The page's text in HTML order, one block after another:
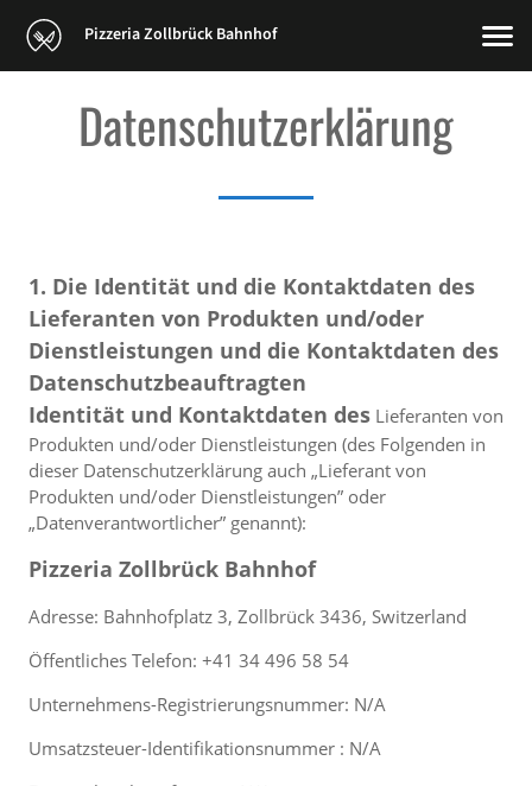
Pizzeria Zollbrück Bahnhof
Datenschutzerklärung
1. Die Identität und die Kontaktdaten des
Lieferanten von Produkten und/oder
Dienstleistungen und die Kontaktdaten des
Datenschutzbeauftragten
Identität und Kontaktdaten des Lieferanten von
Produkten und/oder Dienstleistungen (des Folgenden in
dieser Datenschutzerklärung auch „Lieferant von
Produkten und/oder Dienstleistungen” oder
„Datenverantwortlicher” genannt):
Pizzeria Zollbrück Bahnhof
Adresse: Bahnhofplatz 3, Zollbrück 3436, Switzerland
Öffentliches Telefon: +41 34 496 58 54
Unternehmens-Registrierungsnummer: N/A
Umsatzsteuer-Identifikationsnummer : N/A